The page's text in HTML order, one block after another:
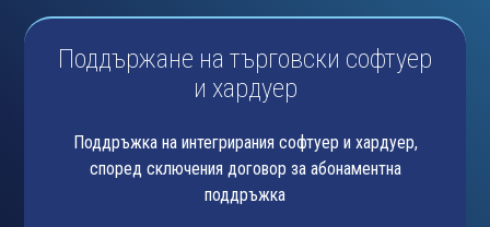
Поддържане на търговски софтуер
и хардуер
Поддръжка на интегрирания софтуер и хардуер,
според сключения договор за абонаментна
поддръжка